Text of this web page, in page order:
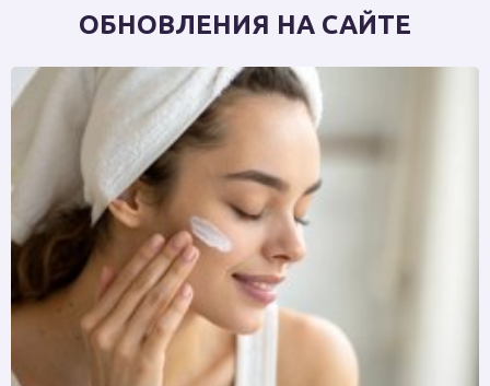
ОБНОВЛЕНИЯ НА САЙТЕ